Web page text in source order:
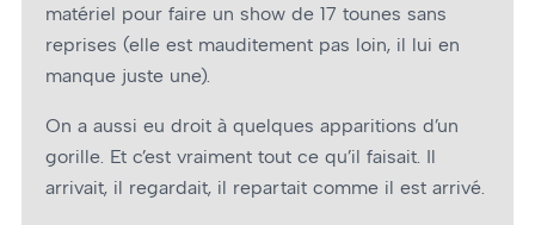
matériel pour faire un show de 17 tounes sans
reprises (elle est mauditement pas loin, il lui en
manque juste une).
On a aussi eu droit à quelques apparitions d’un
gorille. Et c’est vraiment tout ce qu’il faisait. Il
arrivait, il regardait, il repartait comme il est arrivé.